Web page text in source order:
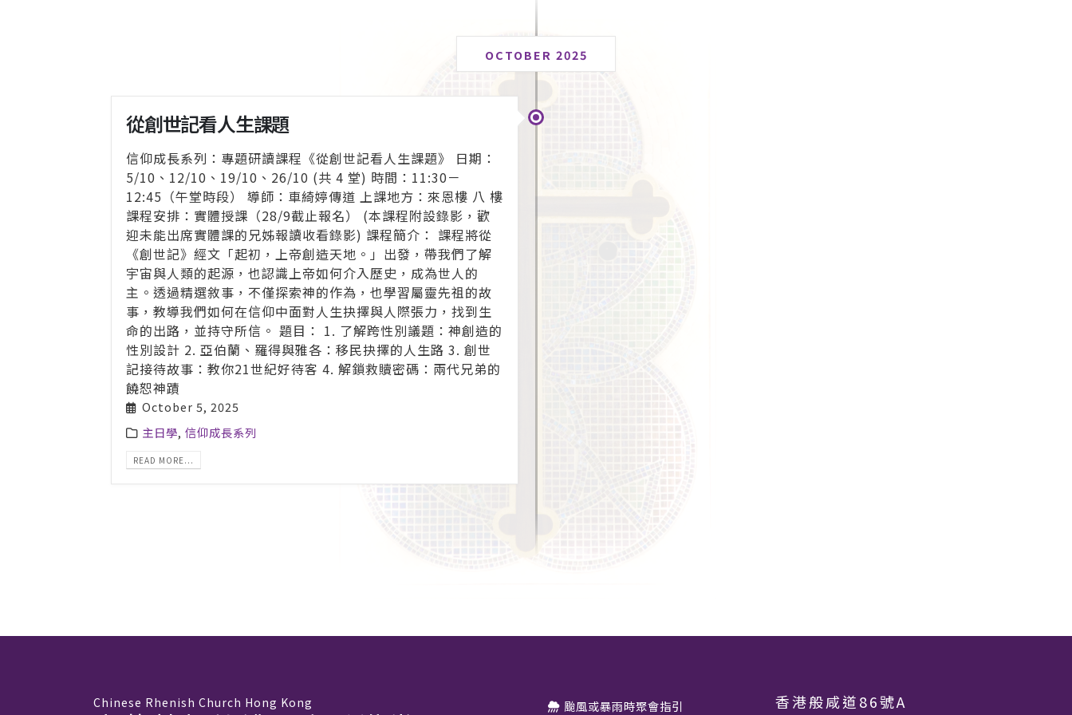
OCTOBER 2025
從創世記看人生課題
信仰成長系列：專題研讀課程《從創世記看人生課題》 日期：
5/10、12/10、19/10、26/10 (共 4 堂) 時間：11:30－
12:45（午堂時段） 導師：車綺婷傳道 上課地方：來恩樓 八 樓
課程安排：實體授課（28/9截止報名） (本課程附設錄影，歡
迎未能出席實體課的兄姊報讀收看錄影) 課程簡介： 課程將從
《創世記》經文「起初，上帝創造天地。」出發，帶我們了解
宇宙與人類的起源，也認識上帝如何介入歷史，成為世人的
主。透過精選敘事，不僅探索神的作為，也學習屬靈先祖的故
事，教導我們如何在信仰中面對人生抉擇與人際張力，找到生
命的出路，並持守所信。 題目： 1. 了解跨性別議題：神創造的
性別設計 2. 亞伯蘭、羅得與雅各：移民抉擇的人生路 3. 創世
記接待故事：教你21世紀好待客 4. 解鎖救贖密碼：兩代兄弟的
饒恕神蹟
October 5, 2025
主日學,信仰成長系列
READ MORE...
Chinese Rhenish Church Hong Kong 颱風或暴雨時聚會指引
香港般咸道86號A